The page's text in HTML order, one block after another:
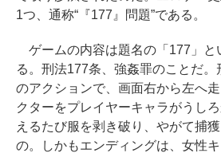
1つ、通称“『177』問題”である。
ゲームの内容は題名の「177」と
る。刑法177条、強姦罪のことだ
のアクションで、画面右から左へ
クターをプレイヤーキャラがうし
えるたび服を剥き破り、やがて捕
の。しかもエンディングは、女性